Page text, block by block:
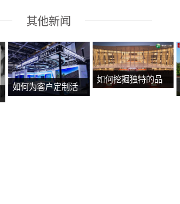
其他新闻
如何为客户定制活
如何挖掘独特的品